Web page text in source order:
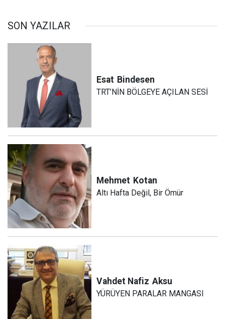
SON YAZILAR
Esat Bindesen
TRT’NİN BÖLGEYE AÇILAN SESİ
Mehmet Kotan
Altı Hafta Değil, Bir Ömür
Vahdet Nafiz Aksu
YÜRÜYEN PARALAR MANGASI